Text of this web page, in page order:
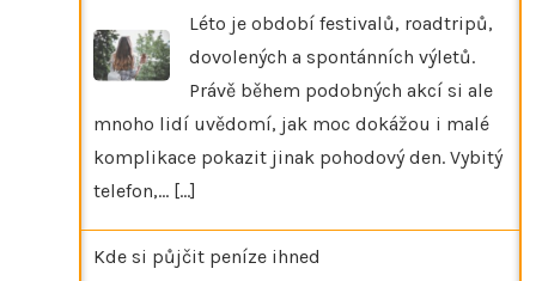
Léto je období festivalů, roadtripů,
dovolených a spontánních výletů.
Právě během podobných akcí si ale
mnoho lidí uvědomí, jak moc dokážou i malé
komplikace pokazit jinak pohodový den. Vybitý
telefon,… [...]
Kde si půjčit peníze ihned